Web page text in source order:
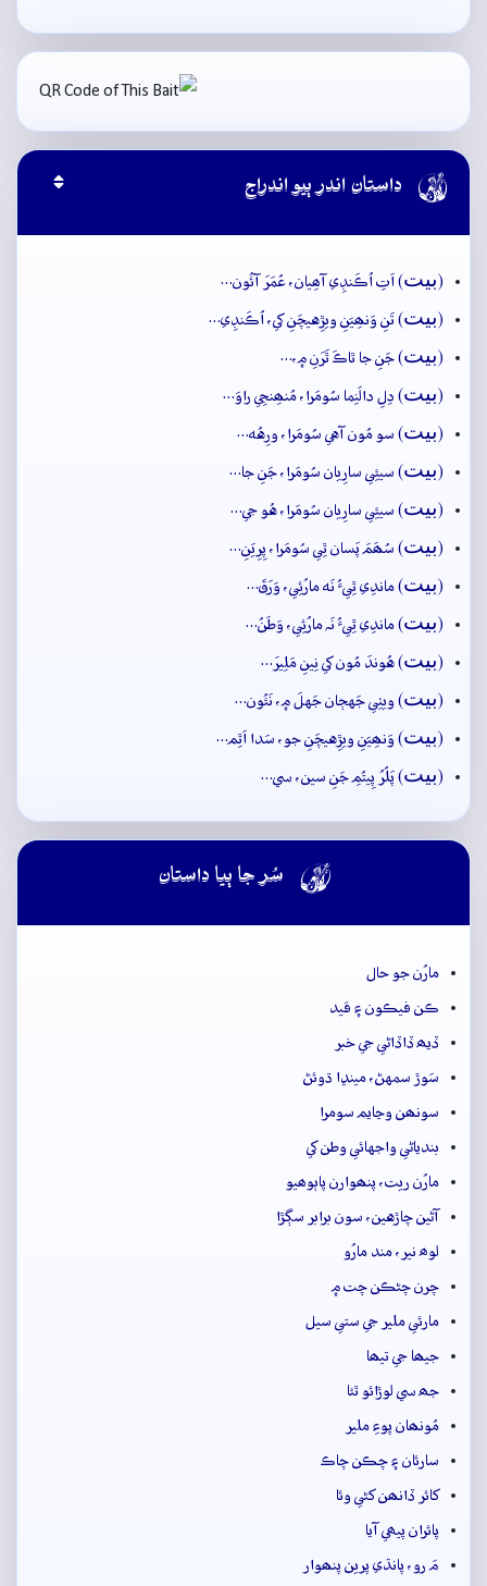
 داستان اندر ٻيو اندراج
(بيت) اَتِ اُڪَنڊِي آھِيان، عُمَرَ آئُون…
(بيت) تَنِ وَنھِيَنِ ويڙِهيچَنِ کي، اُڪَنڊِي…
(بيت) جَنِ جا ٿاڪَ ٿَرَنِ ۾،…
(بيت) دِلِ دالَنِما سُومَرا، مُنھِنجِي راوَ…
(بيت) سو مُون آهي سُومَرا، ورِهُه…
(بيت) سيئِي سارِيان سُومَرا، جَنِ جا…
(بيت) سيئِي سارِيان سُومَرا، هُو جي…
(بيت) سُھَمَ پَسان ٿِي سُومَرا، پِرِيَنِ…
(بيت) ماندِي ٿِيءُ نَه مارُئِي، وَرَقَ…
(بيت) ماندِي ٿِيءُ نَہ مارُئِي، وَطَنُ…
(بيت) هُوندَ مُون کي نِينِ مَلِيرَ…
(بيت) ويٺِي جَهڄان جَهلَ ۾، نَئُون…
(بيت) وَنھِيَنِ ويڙِهيچَنِ جو، سَدا اَٿِم…
(بيت) پَلُرُ پِيتُمِ جَنِ سين، سي…
 سُر جا ٻيا داستان
مارُن جو حال
ڪن فيڪون ۽ قيد
ڏيھ ڏاڏاڻي جي خبر
سَوڙ سمهڻ، مينڍا ڌوئڻ
سونھن وڃايم سومرا
بندياڻي واجهائي وطن کي
مارُن ريت، پنھوارن پاٻوھيو
آڻين چاڙهين، سون برابر سڳڙا
لوھ نير، مند مارُو
چرن چڻڪن چت ۾
مارئي ملير جي ستي سيل
جيھا جي تيھا
جھ سي لوڙائو ٿئا
مُونھان پوءِ ملير
سارئان ۽ چڪن چاڪ
کائر ڏانھن کڻي وئا
پائران پيھي آيا
مَ رو، پانڌي پرين پنھوار